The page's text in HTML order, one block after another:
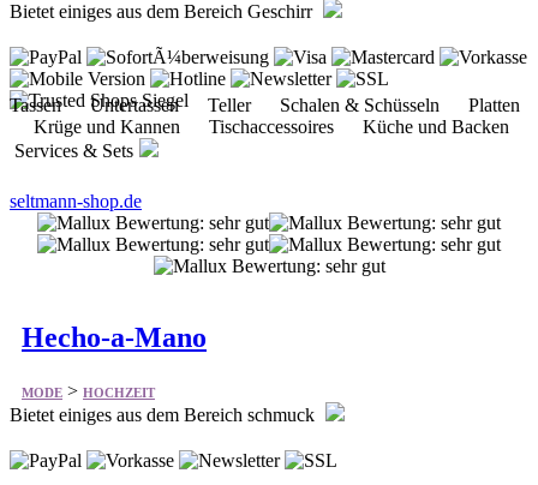
Bietet einiges aus dem Bereich Geschirr
Tassen Untertassen Teller Schalen & Schüsseln Platten
Krüge und Kannen Tischaccessoires Küche und Backen
Services & Sets
seltmann-shop.de
Hecho-a-Mano
MODE > HOCHZEIT
Bietet einiges aus dem Bereich schmuck